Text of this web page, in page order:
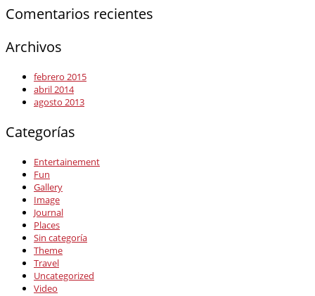
Comentarios recientes
Archivos
febrero 2015
abril 2014
agosto 2013
Categorías
Entertainement
Fun
Gallery
Image
Journal
Places
Sin categoría
Theme
Travel
Uncategorized
Video